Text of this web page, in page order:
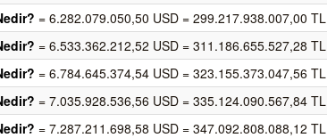
= 6.282.079.050,50 USD = 299.217.938.007,00 TL
= 6.533.362.212,52 USD = 311.186.655.527,28 TL
= 6.784.645.374,54 USD = 323.155.373.047,56 TL
= 7.035.928.536,56 USD = 335.124.090.567,84 TL
= 7.287.211.698,58 USD = 347.092.808.088,12 TL